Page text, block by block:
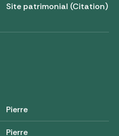
Site patrimonial (Citation)
Pierre
Pierre